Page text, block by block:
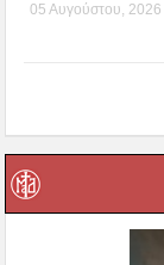
05 Αυγούστου, 2026